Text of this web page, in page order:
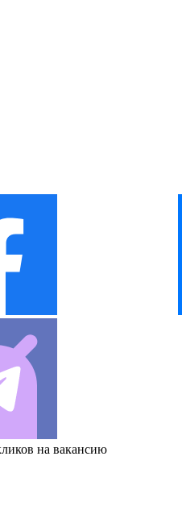
на вакансию